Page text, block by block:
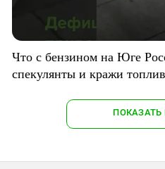
Что с бензином на Юге
спекулянты и кражи
ПОКАЗАТЬ